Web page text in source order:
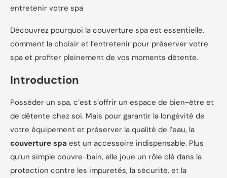
entretenir votre spa
Découvrez pourquoi la couverture spa est essentielle,
comment la choisir et l’entretenir pour préserver votre
spa et profiter pleinement de vos moments détente.
Introduction
Posséder un spa, c’est s’offrir un espace de bien-être et
de détente chez soi. Mais pour garantir la longévité de
votre équipement et préserver la qualité de l’eau, la
couverture spa est un accessoire indispensable. Plus
qu’un simple couvre-bain, elle joue un rôle clé dans la
protection contre les impuretés, la sécurité, et la